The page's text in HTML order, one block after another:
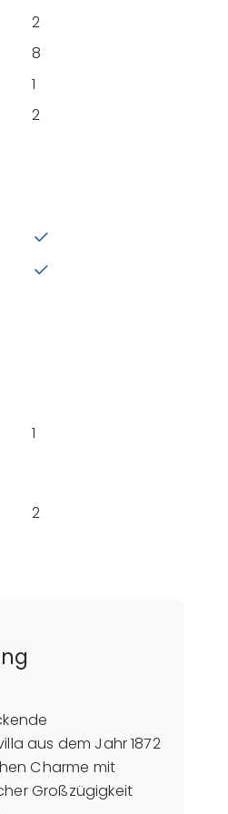
2
8
1
2
1
2
aus dem Jahr 1872
Charme mit
Großzügigkeit